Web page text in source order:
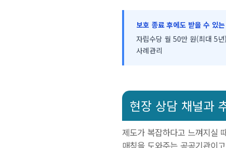
보호 종료 후에도 받을 수 있
자립수당 월 50만 원(최대 5
사례관리
현장 상담 채널과
제도가 복잡하다고 느껴지실
매칭을 도와주는 공공기관이